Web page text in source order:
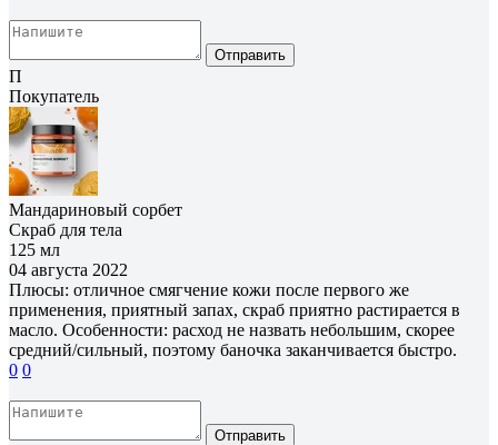
Отправить
П
Покупатель
Мандариновый сорбет
Скраб для тела
125 мл
04 августа 2022
Плюсы: отличное смягчение кожи после первого же
применения, приятный запах, скраб приятно растирается в
масло. Особенности: расход не назвать небольшим, скорее
средний/сильный, поэтому баночка заканчивается быстро.
0 0
Отправить